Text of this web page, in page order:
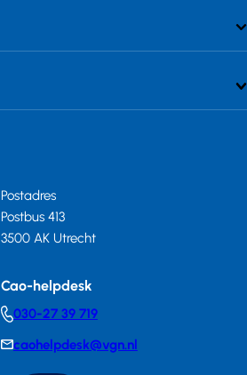
Postadres
Postbus 413
3500 AK Utrecht
Cao-helpdesk
Telephonenumber
030-27 39 719
E-caohelpdesk@vgn.nl